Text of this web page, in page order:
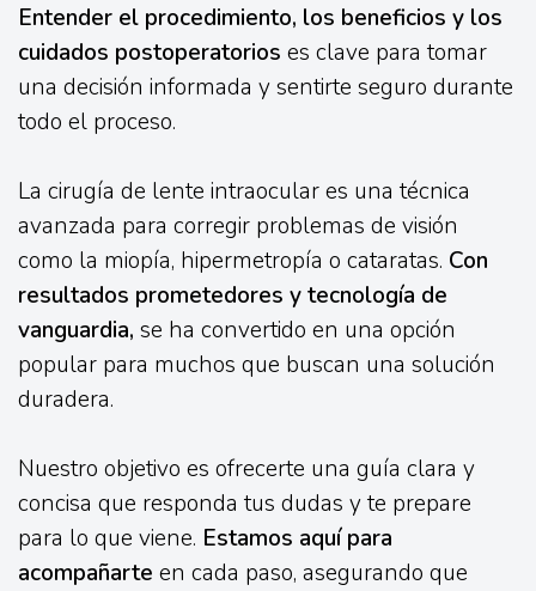
Entender el procedimiento, los beneficios y los
cuidados postoperatorios es clave para tomar
una decisión informada y sentirte seguro durante
todo el proceso.
La cirugía de lente intraocular es una técnica
avanzada para corregir problemas de visión
como la miopía, hipermetropía o cataratas. Con
resultados prometedores y tecnología de
vanguardia, se ha convertido en una opción
popular para muchos que buscan una solución
duradera.
Nuestro objetivo es ofrecerte una guía clara y
concisa que responda tus dudas y te prepare
para lo que viene. Estamos aquí para
acompañarte en cada paso, asegurando que